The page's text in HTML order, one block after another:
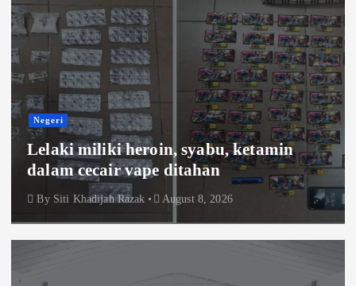
Negeri
Lelaki miliki heroin, syabu, ketamin
dalam cecair vape ditahan
By Siti Khadijah Razak August 8, 2026